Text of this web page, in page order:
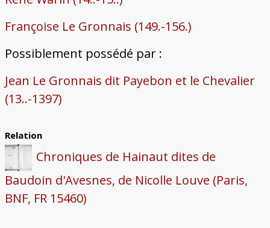
Françoise Le Gronnais (149.-156.)
Possiblement possédé par :
Jean Le Gronnais dit Payebon et le Chevalier
(13..-1397)
Relation
Chroniques de Hainaut dites de
Baudoin d'Avesnes, de Nicolle Louve (Paris,
BNF, FR 15460)